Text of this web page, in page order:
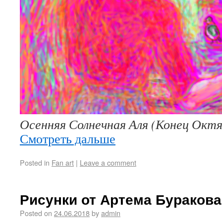
Осенняя Солнечная Аля (Конец
Смотреть дальше
Posted in Fan art | Leave a comment
Рисунки от Артема Буракова
Posted on 24.06.2018byadmin